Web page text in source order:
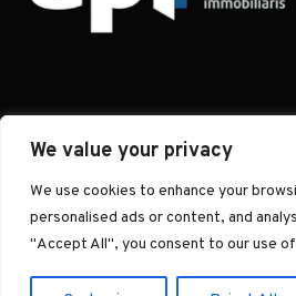
We value your privacy
We use cookies to enhance your
personalised ads or content, and
"Accept All", you consent to our use
© 2026 Muditã Barcelona · Inmobiliaria
habitar.
In. Sp.